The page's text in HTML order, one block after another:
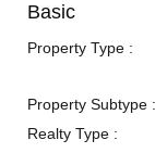
Basic
Property Type :
Property Subtype :
Realty Type :